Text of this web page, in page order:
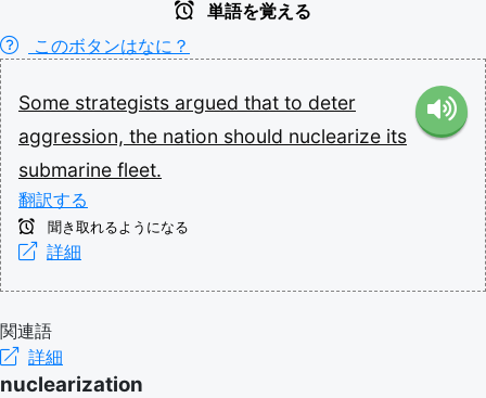
単語を覚える
このボタンはなに？
Some strategists argued that to deter
aggression, the nation should nuclearize its
submarine fleet.
翻訳する
聞き取れるようになる
詳細
関連語
詳細
nuclearization